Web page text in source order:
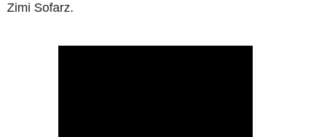
Zimi Sofarz.